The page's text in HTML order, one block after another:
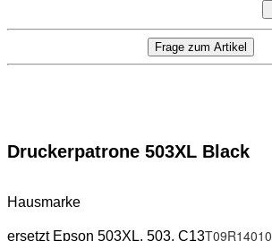
Druckerpatrone 503XL Black
Hausmarke
ersetzt Epson 503XL, 503, C13T09R14010